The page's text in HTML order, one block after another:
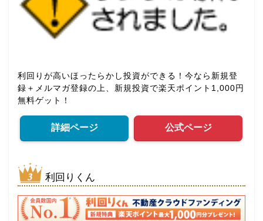
利回りが高いほったらかし投資ができる！今なら新規登
録＋メルマガ登録の上、新規投資で楽天ポイント1,000円
無料ゲット！
詳細ページ 公式ページ
利回りくん